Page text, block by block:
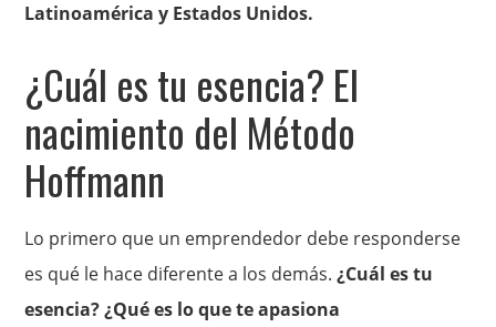
Latinoamérica y Estados Unidos.
¿Cuál es tu esencia? El
nacimiento del Método
Hoffmann
Lo primero que un emprendedor debe responderse
es qué le hace diferente a los demás.¿Cuál es tu
esencia? ¿Qué es lo que te apasiona